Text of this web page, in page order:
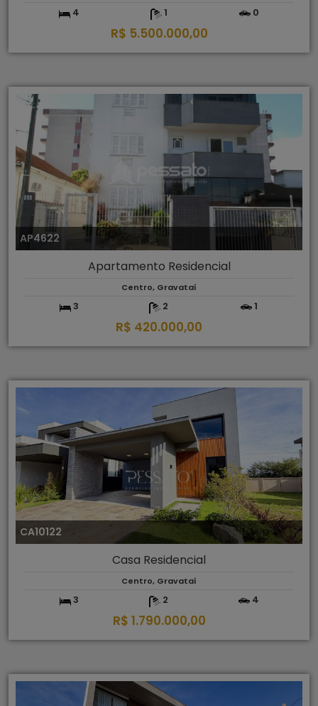
4 1 0
R$ 5.500.000,00
AP4622
Apartamento Residencial
Centro, Gravataí
3 2 1
R$ 420.000,00
CA10122
Casa Residencial
Centro, Gravataí
3 2 4
R$ 1.790.000,00